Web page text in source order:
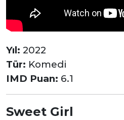
Yıl: 2022
Tür: Komedi
IMD Puan: 6.1
Sweet Girl